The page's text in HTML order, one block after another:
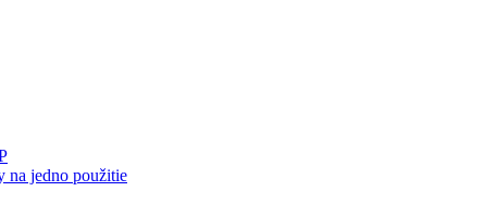
na jedno použitie